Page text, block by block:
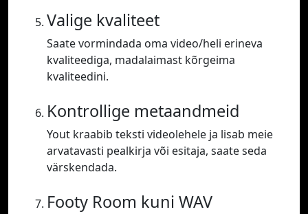
Valige kvaliteet
Saate vormindada oma video/heli erineva
kvaliteediga, madalaimast kõrgeima
kvaliteedini.
Kontrollige metaandmeid
Yout kraabib teksti videolehele ja lisab meie
arvatavasti pealkirja või esitaja, saate seda
värskendada.
Footy Room kuni WAV